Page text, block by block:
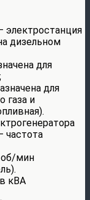
электростанция
дизельном
для
для
газа и
частота
об/мин
кВА